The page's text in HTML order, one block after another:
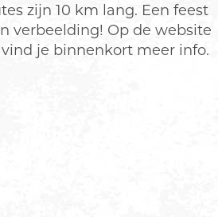
zijn 10 km lang. Een feest
verbeelding! Op de website
vind je binnenkort meer info.